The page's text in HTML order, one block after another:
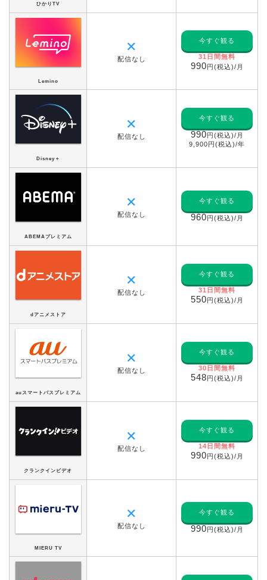
ひかりTV
Lemino
✕
配信なし
今すぐ観る
31日間無料
990円(税込)/月
Disney＋
✕
配信なし
今すぐ観る
990円(税込)/月
9,900円(税込)/年
ABEMAプレミアム
✕
配信なし
今すぐ観る
960円(税込)/月
dアニメストア
✕
配信なし
今すぐ観る
31日間無料
550円(税込)/月
auスマートパスプレミアム
✕
配信なし
今すぐ観る
30日間無料
548円(税込)/月
クランクインビデオ
✕
配信なし
今すぐ観る
14日間無料
990円(税込)/月
MIERU TV
✕
配信なし
今すぐ観る
990円(税込)/月